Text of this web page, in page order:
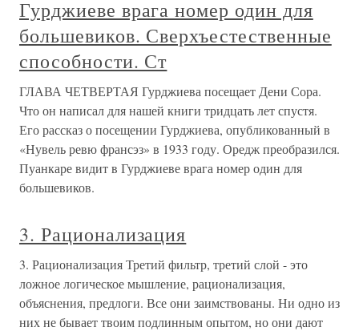
Гурджиеве врага номер один для
большевиков. Сверхъестественные
способности. Ст
ГЛАВА ЧЕТВЕРТАЯ Гурджиева посещает Дени Сора.
Что он написал для нашей книги тридцать лет спустя.
Его рассказ о посещении Гурджиева, опубликованный в
«Нувель ревю франсэз» в 1933 году. Оредж преобразился.
Пуанкаре видит в Гурджиеве врага номер один для
большевиков.
3. Рационализация
3. Рационализация Третий фильтр, третий слой - это
ложное логическое мышление, рационализация,
объяснения, предлоги. Все они заимствованы. Ни одно из
них не бывает твоим подлинным опытом, но они дают